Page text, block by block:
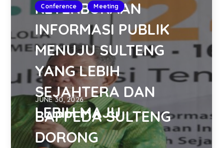
Conference Meeting
KETERBUKAAN
INFORMASI PUBLIK
MENUJU SULTENG
YANG LEBIH
SEJAHTERA DAN
LEBIH MAJU
JUNE 30, 2026
BAPPEDA SULTENG
DORONG